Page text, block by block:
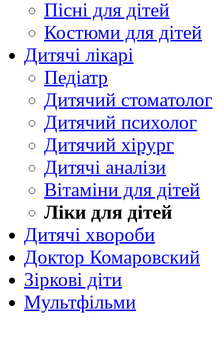
Пісні для дітей
Костюми для дітей
Дитячі лікарі
Педіатр
Дитячий стоматолог
Дитячий психолог
Дитячий хірург
Дитячі аналізи
Вітаміни для дітей
Ліки для дітей
Дитячі хвороби
Доктор Комаровский
Зіркові діти
Мультфільми